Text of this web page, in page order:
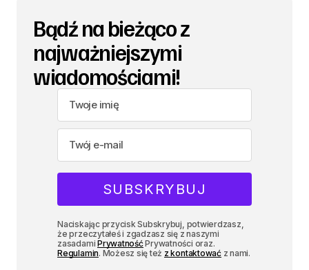
Bądź na bieżąco z
najważniejszymi
wiadomościami!
Naciskając przycisk Subskrybuj, potwierdzasz,
że przeczytałeś i zgadzasz się z naszymi
zasadamiPrywatnośćPrywatności oraz.
Regulamin. Możesz się też z kontaktowaćz nami.